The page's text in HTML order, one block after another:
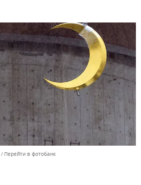
Перейти в фотобанк